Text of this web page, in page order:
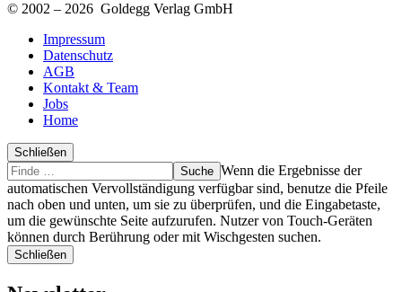
© 2002 – 2026 Goldegg Verlag GmbH
Impressum
Datenschutz
AGB
Kontakt & Team
Jobs
Home
Schließen
Suche
Finde
…
Wenn die Ergebnisse der
automatischen Vervollständigung verfügbar sind, benutze die Pfeile
nach oben und unten, um sie zu überprüfen, und die Eingabetaste,
um die gewünschte Seite aufzurufen. Nutzer von Touch-Geräten
können durch Berührung oder mit Wischgesten suchen.
Schließen